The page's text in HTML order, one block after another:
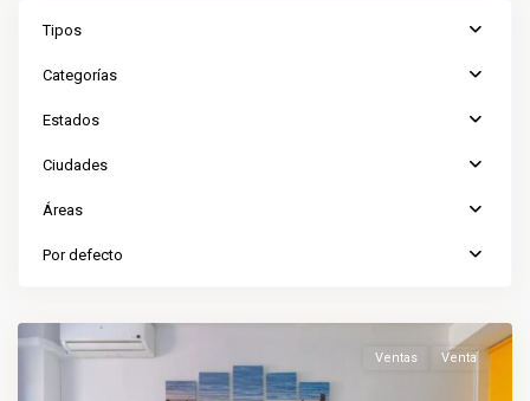
Tipos
Categorías
Estados
Ciudades
Áreas
Por defecto
Ventas Venta